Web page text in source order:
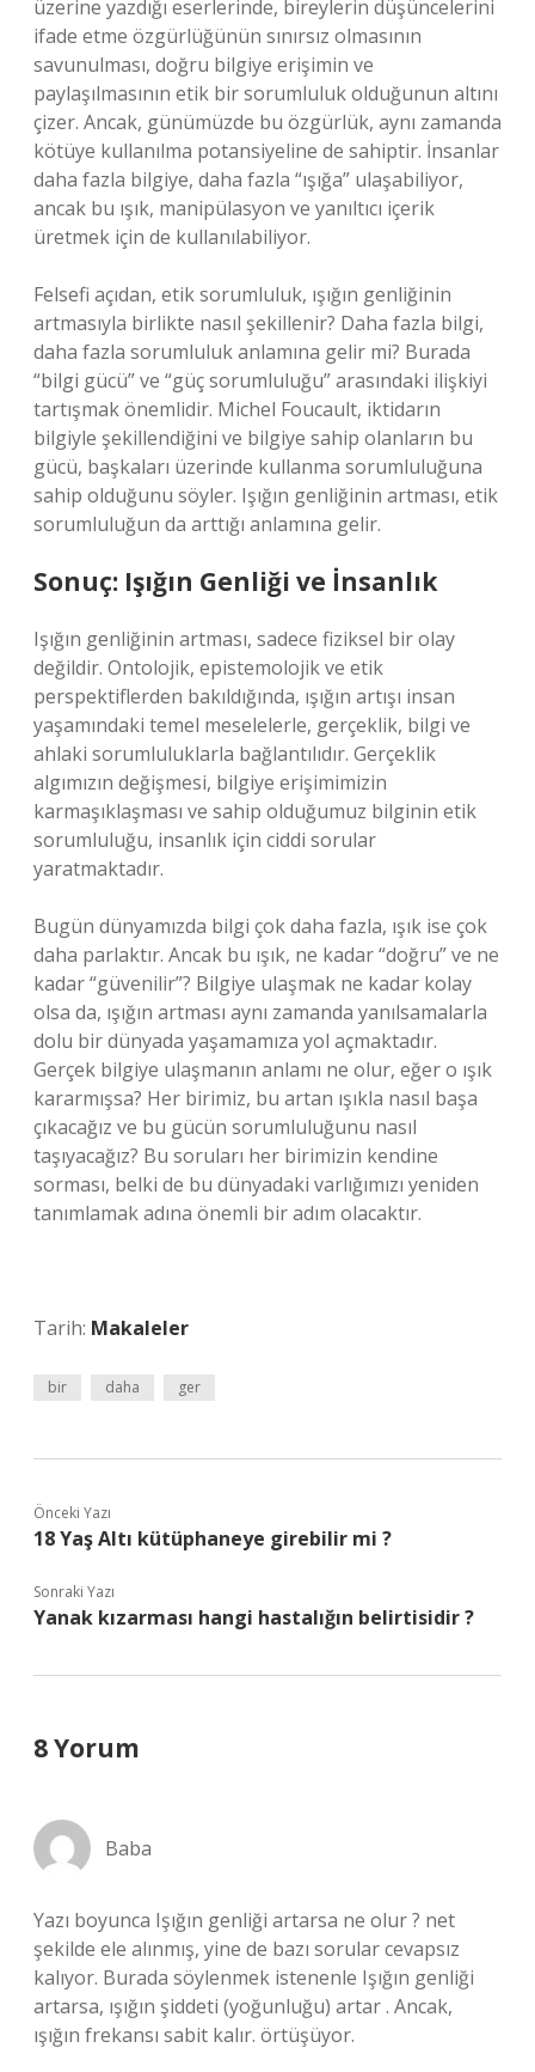
üzerine yazdığı eserlerinde, bireylerin düşüncelerini
ifade etme özgürlüğünün sınırsız olmasının
savunulması, doğru bilgiye erişimin ve
paylaşılmasının etik bir sorumluluk olduğunun altını
çizer. Ancak, günümüzde bu özgürlük, aynı zamanda
kötüye kullanılma potansiyeline de sahiptir. İnsanlar
daha fazla bilgiye, daha fazla “ışığa” ulaşabiliyor,
ancak bu ışık, manipülasyon ve yanıltıcı içerik
üretmek için de kullanılabiliyor.
Felsefi açıdan, etik sorumluluk, ışığın genliğinin
artmasıyla birlikte nasıl şekillenir? Daha fazla bilgi,
daha fazla sorumluluk anlamına gelir mi? Burada
“bilgi gücü” ve “güç sorumluluğu” arasındaki ilişkiyi
tartışmak önemlidir. Michel Foucault, iktidarın
bilgiyle şekillendiğini ve bilgiye sahip olanların bu
gücü, başkaları üzerinde kullanma sorumluluğuna
sahip olduğunu söyler. Işığın genliğinin artması, etik
sorumluluğun da arttığı anlamına gelir.
Sonuç: Işığın Genliği ve İnsanlık
Işığın genliğinin artması, sadece fiziksel bir olay
değildir. Ontolojik, epistemolojik ve etik
perspektiflerden bakıldığında, ışığın artışı insan
yaşamındaki temel meselelerle, gerçeklik, bilgi ve
ahlaki sorumluluklarla bağlantılıdır. Gerçeklik
algımızın değişmesi, bilgiye erişimimizin
karmaşıklaşması ve sahip olduğumuz bilginin etik
sorumluluğu, insanlık için ciddi sorular
yaratmaktadır.
Bugün dünyamızda bilgi çok daha fazla, ışık ise çok
daha parlaktır. Ancak bu ışık, ne kadar “doğru” ve ne
kadar “güvenilir”? Bilgiye ulaşmak ne kadar kolay
olsa da, ışığın artması aynı zamanda yanılsamalarla
dolu bir dünyada yaşamamıza yol açmaktadır.
Gerçek bilgiye ulaşmanın anlamı ne olur, eğer o ışık
kararmışsa? Her birimiz, bu artan ışıkla nasıl başa
çıkacağız ve bu gücün sorumluluğunu nasıl
taşıyacağız? Bu soruları her birimizin kendine
sorması, belki de bu dünyadaki varlığımızı yeniden
tanımlamak adına önemli bir adım olacaktır.
Tarih: Makaleler
bir daha ger
Önceki Yazı
18 Yaş Altı kütüphaneye girebilir mi ?
Sonraki Yazı
Yanak kızarması hangi hastalığın belirtisidir ?
8 Yorum
Baba
Yazı boyunca Işığın genliği artarsa ne olur ? net
şekilde ele alınmış, yine de bazı sorular cevapsız
kalıyor. Burada söylenmek istenenle Işığın genliği
artarsa, ışığın şiddeti (yoğunluğu) artar . Ancak,
ışığın frekansı sabit kalır. örtüşüyor.